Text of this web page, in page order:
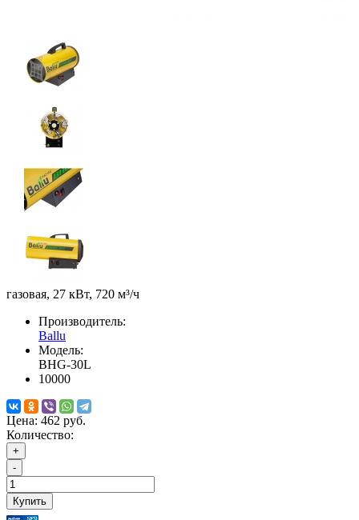
газовая, 27 кВт, 720 м³/ч
Производитель:
Ballu
Модель:
BHG-30L
10000
Цена: 462 руб.
Количество:
+
-
Купить